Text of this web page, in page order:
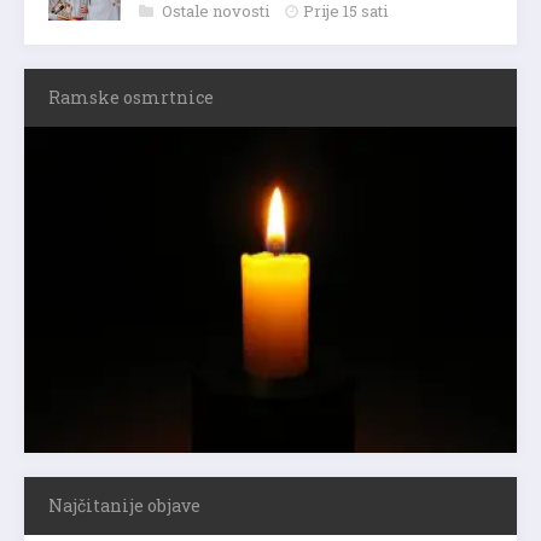
Ostale novosti Prije 15 sati
Ramske osmrtnice
Najčitanije objave